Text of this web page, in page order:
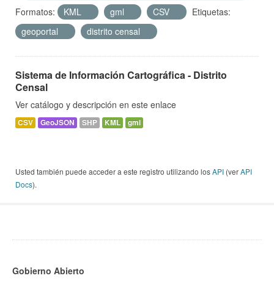
Formatos:
KML gml CSV
Etiquetas:
geoportal
distrito censal
Sistema de Información Cartográfica - Distrito
Censal
Ver catálogo y descripción en este enlace
CSV GeoJSON SHP KML gml
Usted también puede acceder a este registro utilizando losAPI (verAPI
Docs).
Gobierno Abierto